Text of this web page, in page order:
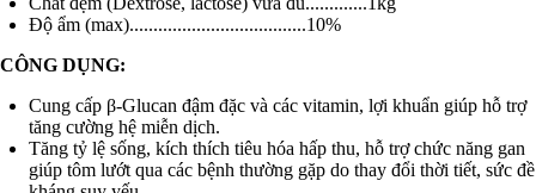
Độ ẩm (max).....................................10%
CÔNG DỤNG:
Cung cấp β-Glucan đậm đặc và các vitamin, lợi khuẩn giúp hỗ trợ
tăng cường hệ miễn dịch.
Tăng tỷ lệ sống, kích thích tiêu hóa hấp thu, hỗ trợ chức năng gan
giúp tôm lướt qua các bệnh thường gặp do thay đổi thời tiết, sức đề